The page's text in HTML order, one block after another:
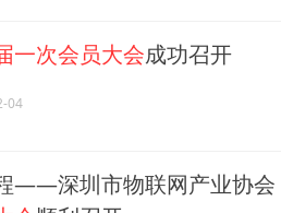
一次会员大会成功召开
04
——深圳市物联网产业协会